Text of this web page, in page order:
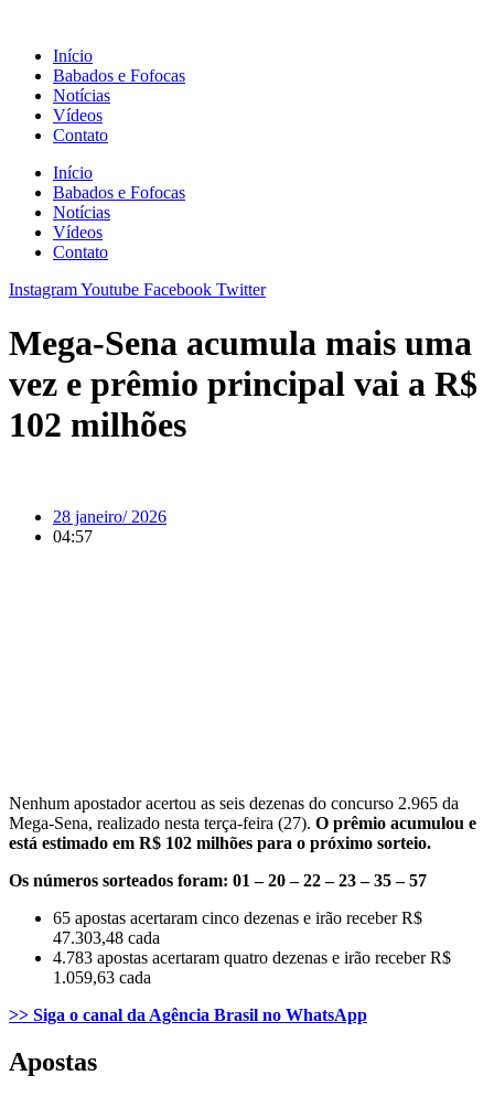
conteúdo
Início
Babados e Fofocas
Notícias
Vídeos
Contato
Início
Babados e Fofocas
Notícias
Vídeos
Contato
InstagramYoutube Facebook Twitter
Mega-Sena acumula mais uma
vez e prêmio principal vai a R$
102 milhões
28 janeiro/ 2026
04:57
Nenhum apostador acertou as seis dezenas do concurso 2.965 da
Mega-Sena, realizado nesta terça-feira (27). O prêmio acumulou e
está estimado em R$ 102 milhões para o próximo sorteio.
Os números sorteados foram: 01 – 20 – 22 – 23 – 35 – 57
65 apostas acertaram cinco dezenas e irão receber R$
47.303,48 cada
4.783 apostas acertaram quatro dezenas e irão receber R$
1.059,63 cada
>> Siga o canal da Agência Brasil no WhatsApp
Apostas